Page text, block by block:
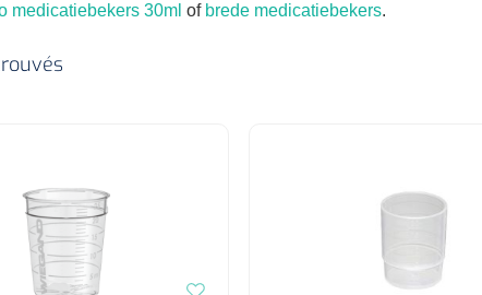
medicatiebekers 30ml of brede medicatiebekers.